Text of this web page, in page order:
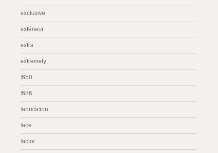
exclusive
extérieur
extra
extremely
f650
f686
fabrication
face
factor